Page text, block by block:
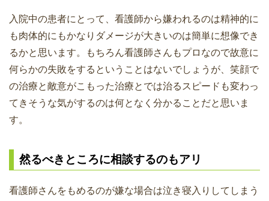
入院中の患者にとって、看護師から嫌われるのは精神的に
も肉体的にもかなりダメージが大きいのは簡単に想像でき
るかと思います。もちろん看護師さんもプロなので故意に
何らかの失敗をするということはないでしょうが、笑顔で
の治療と敵意がこもった治療とでは治るスピードも変わっ
てきそうな気がするのは何となく分かることだと思いま
す。
然るべきところに相談するのもアリ
看護師さんをもめるのが嫌な場合は泣き寝入りしてしまう